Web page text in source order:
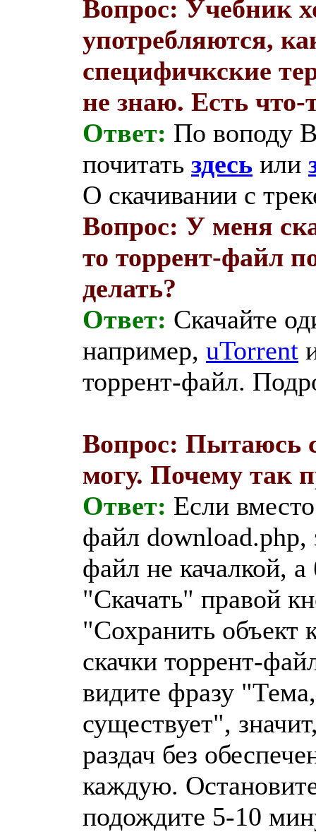
Вопрос: Учебник
употребляются,
специфичкские
не знаю. Есть что-
Ответ: По воподу
почитать здесь или
О скачивании с
Вопрос: У меня
то торрент-файл
делать?
Ответ: Скачайте
например, uTorrent
торрент-файл.
Вопрос: Пытаюсь
могу. Почему так
Ответ: Если
файл download.php,
файл не качалкой,
"Скачать" правой
"Сохранить объект
скачки торрент-
видите фразу
существует",
раздач без
каждую.
подождите 5-10